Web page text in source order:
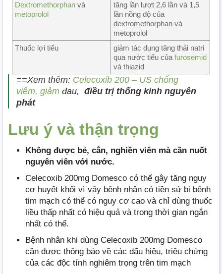
Dextromethorphan và
metoprolol
tăng lần lượt 2,6 lần và 1,5
lần nồng độ của
dextromethorphan và
metoprolol
Thuốc lợi tiểu
giảm tác dụng tăng thải natri
qua nước tiểu của furosemid
và thiazid
==Xem thêm: Celecoxib 200 – US chống
viêm, giảm đau, điều trị thống kinh nguyên
phát
Lưu ý và thận trọng
Không được bẻ, cắn, nghiền viên mà cần nuốt
nguyên viên với nước.
Celecoxib 200mg Domesco có thể gây tăng nguy
cơ huyết khối vì vậy bệnh nhân có tiền sử bị bệnh
tim mạch có thể có nguy cơ cao và chỉ dùng thuốc
liều thấp nhất có hiệu quả và trong thời gian ngắn
nhất có thể.
Bệnh nhân khi dùng Celecoxib 200mg Domesco
cần được thông báo về các dấu hiệu, triệu chứng
của các độc tính nghiêm trọng trên tim mạch